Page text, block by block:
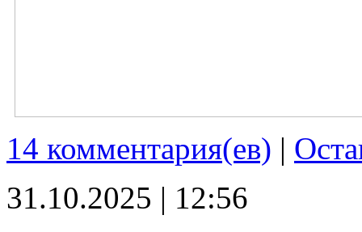
14 комментария(ев) |
31.10.2025 | 12:56